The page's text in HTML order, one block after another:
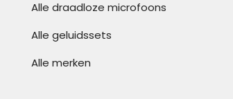
Alle draadloze microfoons
Alle geluidssets
Alle merken